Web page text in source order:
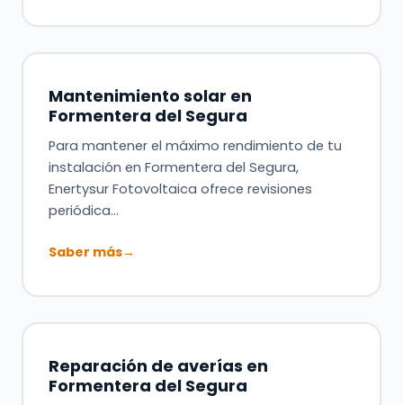
Mantenimiento solar en
Formentera del Segura
Para mantener el máximo rendimiento de tu
instalación en Formentera del Segura,
Enertysur Fotovoltaica ofrece revisiones
periódica…
Saber más→
Reparación de averías en
Formentera del Segura